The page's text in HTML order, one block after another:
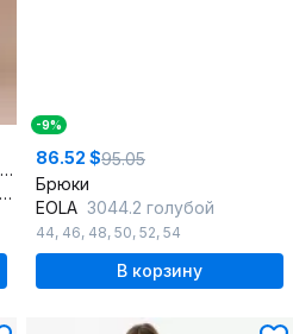
Синие клёш брюки из текстиля с декоративным поясом
-9%
86.52 $95.05
Брюки
EOLA 3044.2 голубой
44, 46, 48, 50, 52, 54
В корзину